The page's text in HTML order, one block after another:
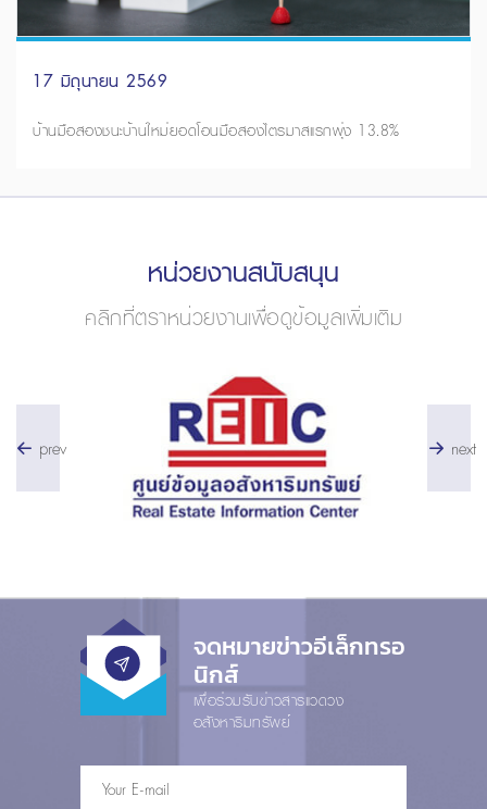
17 มิถุนายน 2569
บ้านมือสองชนะบ้านใหม่ยอดโอนมือสองไตรมาสแรกพุ่ง 13.8%
หน่วยงานสนับสนุน
คลิกที่ตราหน่วยงานเพื่อดูข้อมูลเพิ่มเติม
prev next
จดหมายข่าวอีเล็กทรอ
นิกส์
เพื่อร่วมรับข่าวสารแวดวง
อสังหาริมทรัพย์